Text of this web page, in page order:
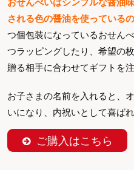
される色の醤油を使っている
つ個包装になっているおせん
つラッピングしたり、希望の
贈る相手に合わせてギフトを注
お子さまの名前を入れると、
いになり、内祝いとして喜ばれ
ご購入はこちら